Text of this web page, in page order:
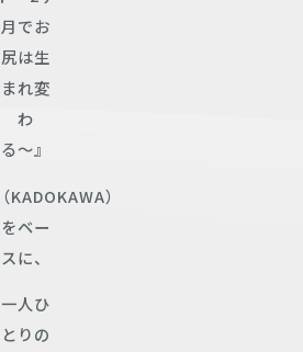
月でお
尻は生
まれ変
わ
る〜』
（KADOKAWA）
をベー
スに、
一人ひ
とりの